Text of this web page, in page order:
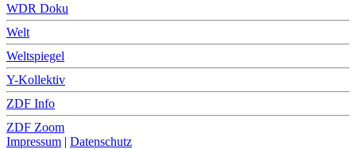
WDR Doku
Welt
Weltspiegel
Y-Kollektiv
ZDF Info
ZDF Zoom
Impressum | Datenschutz